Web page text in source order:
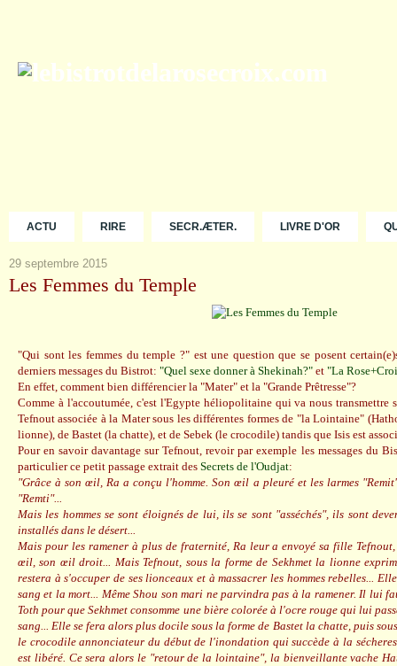
ACTU RIRE SECR.ÆTER. LIVRE D'OR
29 septembre 2015
Les Femmes du Temple
"Qui sont les femmes du temple ?" est une question que se posent
derniers messages du Bistrot: "Quel sexe donner à Shekinah?" et "La
En effet, comment bien différencier la "Mater" et la "Grande Prêtresse"?
Comme à l'accoutumée, c'est l'Egypte héliopolitaine qui va nous transmettre
Tefnout associée à la Mater sous les différentes formes de "la Lointaine"
lionne), de Bastet (la chatte), et de Sebek (le crocodile) tandis que Isis est
Pour en savoir davantage sur Tefnout, revoir par exemple les messages du
particulier ce petit passage extrait des Secrets de l'Oudjat:
"Grâce à son œil, Ra a conçu l'homme. Son œil a pleuré et les larmes "Remit"
"Remti"...
Mais les hommes se sont éloignés de lui, ils se sont "asséchés", ils sont
installés dans le désert...
Mais pour les ramener à plus de fraternité, Ra leur a envoyé sa fille
œil, son œil droit... Mais Tefnout, sous la forme de Sekhmet la lionne
restera à s'occuper de ses lionceaux et à massacrer les hommes rebelles...
sang et la mort... Même Shou son mari ne parvindra pas à la ramener. Il lui
Toth pour que Sekhmet consomme une bière colorée à l'ocre rouge qui lui
sang... Elle se fera alors plus docile sous la forme de Bastet la chatte, puis
le crocodile annonciateur du début de l'inondation qui succède à la
est libéré. Ce sera alors le "retour de la lointaine", la bienveillante vache